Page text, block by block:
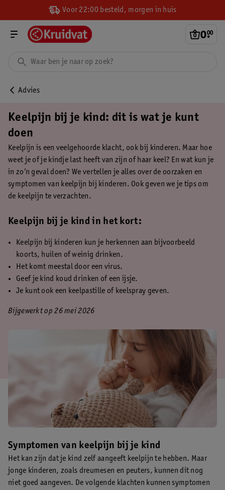
Voor 22:00 besteld, morgen in huis
0.
00
Advies
Keelpijn bij je kind: dit is wat je kunt
doen
Keelpijn is een veelgehoorde klacht, ook bij kinderen. Maar hoe
weet je of je kindje last heeft van zijn of haar keel? En wat kun je
in zo’n geval doen? We vertellen je alles over de oorzaken en
symptomen van keelpijn bij kinderen. Ook geven we je tips om
de keelpijn te verzachten.
Keelpijn bij je kind in het kort:
Keelpijn bij kinderen kun je herkennen aan bijvoorbeeld
koorts, huilen of weinig drinken.
Het komt meestal door een virus.
Geef je kind koud drinken of een ijsje.
Je kunt ook een keelpastille of keelspray geven.
Bijgewerkt op 26 mei 2026
Symptomen van keelpijn bij je kind
Het kan zijn dat je kind zelf aangeeft keelpijn te hebben. Maar
jonge kinderen, zoals dreumesen en peuters, kunnen dit nog
niet goed aangeven. De volgende klachten kunnen symptomen